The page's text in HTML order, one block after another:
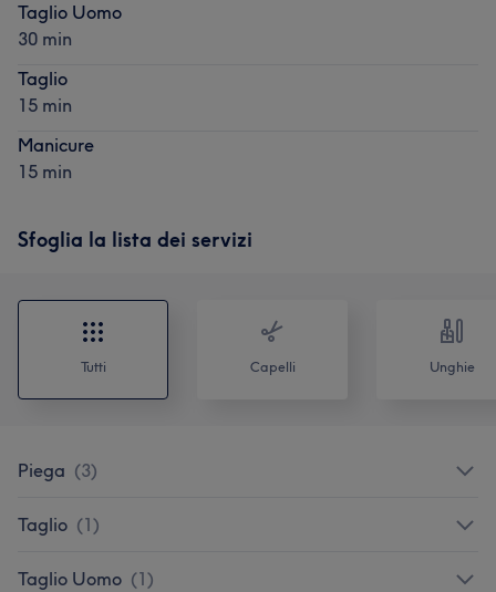
Taglio Uomo
30 min
Taglio
15 min
Manicure
15 min
Sfoglia la lista dei servizi
Tutti Capelli Unghie
Piega (3)
Taglio (1)
Taglio Uomo (1)